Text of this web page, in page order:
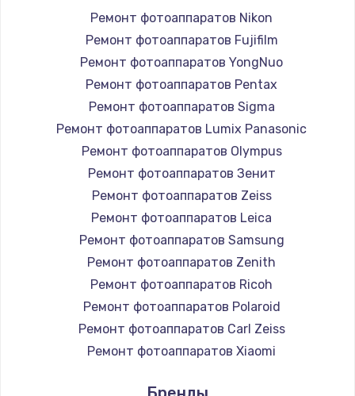
Ремонт фотоаппаратов Nikon
Ремонт фотоаппаратов Fujifilm
Ремонт фотоаппаратов YongNuo
Ремонт фотоаппаратов Pentax
Ремонт фотоаппаратов Sigma
Ремонт фотоаппаратов Lumix Panasonic
Ремонт фотоаппаратов Olympus
Ремонт фотоаппаратов Зенит
Ремонт фотоаппаратов Zeiss
Ремонт фотоаппаратов Leica
Ремонт фотоаппаратов Samsung
Ремонт фотоаппаратов Zenith
Ремонт фотоаппаратов Ricoh
Ремонт фотоаппаратов Polaroid
Ремонт фотоаппаратов Carl Zeiss
Ремонт фотоаппаратов Xiaomi